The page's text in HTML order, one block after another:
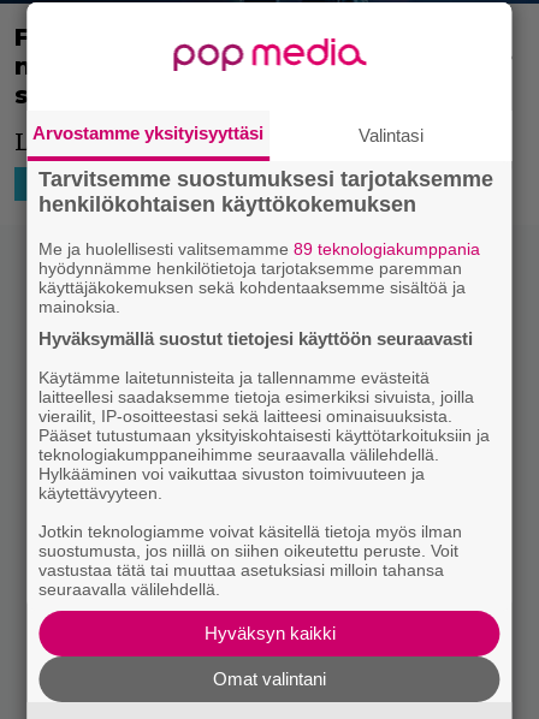
Five Nights at Freddy’s oli jättihitti –
nyt myös toinen selviytymiskauhupeli
saa oman elokuvansa
Lisää kauhusisältöä.
HOLLYWOOD 10.5.2024 12:28 Niko Ikonen
Arvostamme yksityisyyttäsi Valintasi
Tarvitsemme suostumuksesi tarjotaksemme
henkilökohtaisen käyttökokemuksen
Me ja huolellisesti valitsemamme89 teknologiakumppania
hyödynnämme henkilötietoja tarjotaksemme paremman
käyttäjäkokemuksen sekä kohdentaaksemme sisältöä ja
mainoksia.
Hyväksymällä suostut tietojesi käyttöön seuraavasti
Käytämme laitetunnisteita ja tallennamme evästeitä
laitteellesi saadaksemme tietoja esimerkiksi sivuista, joilla
vierailit, IP-osoitteestasi sekä laitteesi ominaisuuksista.
Pääset tutustumaan yksityiskohtaisesti käyttötarkoituksiin ja
teknologiakumppaneihimme seuraavalla välilehdellä.
Hylkääminen voi vaikuttaa sivuston toimivuuteen ja
käytettävyyteen.
Jotkin teknologiamme voivat käsitellä tietoja myös ilman
suostumusta, jos niillä on siihen oikeutettu peruste. Voit
vastustaa tätä tai muuttaa asetuksiasi milloin tahansa
seuraavalla välilehdellä.
Hyväksyn kaikki
Omat valintani